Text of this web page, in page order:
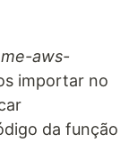
aws-
importar no
da função